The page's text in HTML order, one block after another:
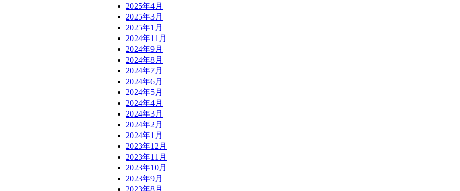
2025年4月
2025年3月
2025年1月
2024年11月
2024年9月
2024年8月
2024年7月
2024年6月
2024年5月
2024年4月
2024年3月
2024年2月
2024年1月
2023年12月
2023年11月
2023年10月
2023年9月
2023年8月